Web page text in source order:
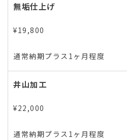
無垢仕上げ
¥19,800
通常納期プラス1ヶ月程度
井⼭加⼯
¥22,000
通常納期プラス1ヶ月程度